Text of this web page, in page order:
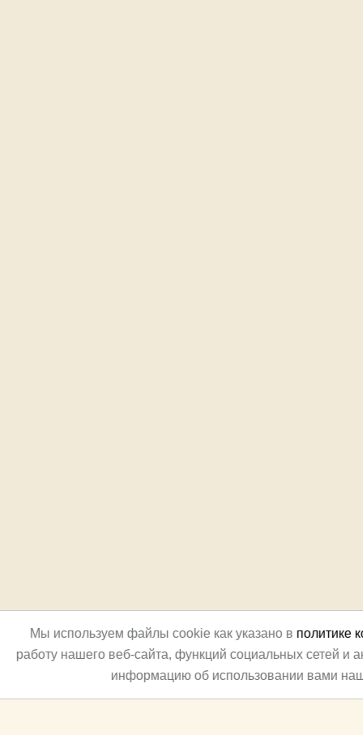
Мы используем файлы cookie как указано в политике
работу нашего веб-сайта, функций социальных сетей и
информацию об использовании вами